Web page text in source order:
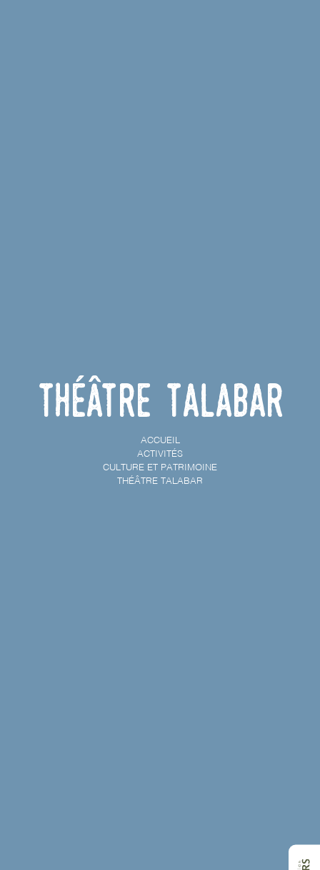
Théâtre Talabar
ACCUEIL
ACTIVITÉS
CULTURE ET PATRIMOINE
THÉÂTRE TALABAR